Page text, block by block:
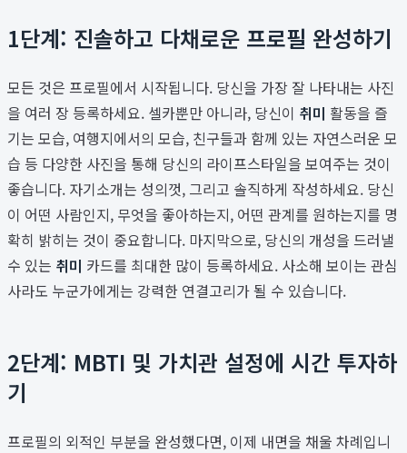
1단계: 진솔하고 다채로운 프로필 완성하기
모든 것은 프로필에서 시작됩니다. 당신을 가장 잘 나타내는 사진
을 여러 장 등록하세요. 셀카뿐만 아니라, 당신이 취미 활동을 즐
기는 모습, 여행지에서의 모습, 친구들과 함께 있는 자연스러운 모
습 등 다양한 사진을 통해 당신의 라이프스타일을 보여주는 것이
좋습니다. 자기소개는 성의껏, 그리고 솔직하게 작성하세요. 당신
이 어떤 사람인지, 무엇을 좋아하는지, 어떤 관계를 원하는지를 명
확히 밝히는 것이 중요합니다. 마지막으로, 당신의 개성을 드러낼
수 있는 취미 카드를 최대한 많이 등록하세요. 사소해 보이는 관심
사라도 누군가에게는 강력한 연결고리가 될 수 있습니다.
2단계: MBTI 및 가치관 설정에 시간 투자하
기
프로필의 외적인 부분을 완성했다면, 이제 내면을 채울 차례입니